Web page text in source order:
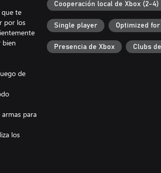
que te
por los
bien
de
para
los
Cooperación local de Xbox (2-4)
Single player Optimized
Presencia de Xbox Clubs